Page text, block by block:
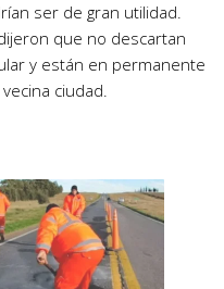
ser de gran utilidad.
que no descartan
y están en permanente
ciudad.